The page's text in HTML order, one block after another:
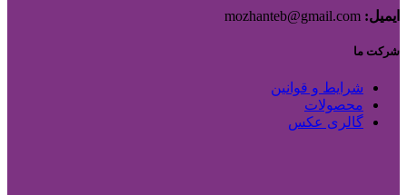
ایمیل:
شرکت ما
شرایط و قوانین
محصولات
گالری عکس